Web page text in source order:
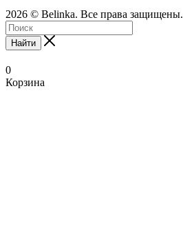
2026 © Belinka. Все права защищены.
Найти
0
Корзина